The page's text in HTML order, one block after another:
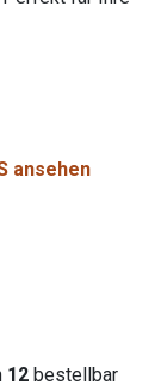
ansehen
12 bestellbar